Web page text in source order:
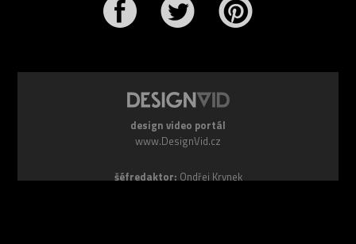
design video portál
www.DesignVid.cz
šéfredaktor: Ondřej Krynek